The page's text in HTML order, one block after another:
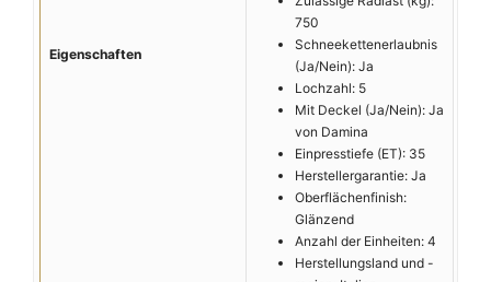
Eigenschaften
750
Schneekettenerlaubnis
(Ja/Nein): Ja
Lochzahl: 5
Mit Deckel (Ja/Nein): Ja
von Damina
Einpresstiefe (ET): 35
Herstellergarantie: Ja
Oberflächenfinish:
Glänzend
Anzahl der Einheiten: 4
Herstellungsland und -